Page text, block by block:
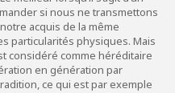
si nous ne transmettons
acquis de la même
particularités physiques. Mais
considéré comme héréditaire
en génération par
ce qui est par exemple